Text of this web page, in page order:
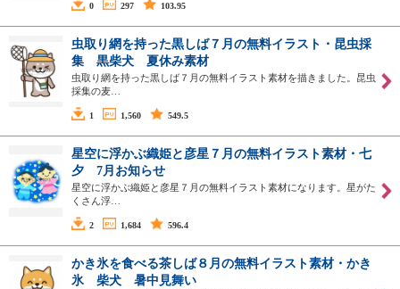
0 297 103.95
虫取り網を持った黒しば７月の無料イラスト・昆虫採
集 黒柴犬 夏休み素材
虫取り網を持った黒しば７月の無料イラスト素材を描きました。昆虫
採集の麦…
1 1,560 549.5
星空に浮かぶ織姫と彦星７月の無料イラスト素材・七
夕 7月お知らせ
星空に浮かぶ織姫と彦星７月の無料イラスト素材になります。星がた
くさん浮…
2 1,684 596.4
かき氷を食べる茶しば８月の無料イラスト素材・かき
氷 柴犬 暑中見舞い